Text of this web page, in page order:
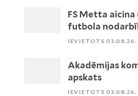
FS Metta aicina
futbola
IEVIETOTS 03.08.26.
Akadēmijas
apskats
IEVIETOTS 03.08.26.